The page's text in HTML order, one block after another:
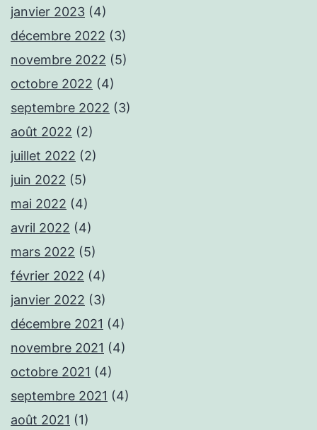
janvier 2023 (4)
décembre 2022 (3)
novembre 2022 (5)
octobre 2022 (4)
septembre 2022 (3)
août 2022 (2)
juillet 2022 (2)
juin 2022 (5)
mai 2022 (4)
avril 2022 (4)
mars 2022 (5)
février 2022 (4)
janvier 2022 (3)
décembre 2021 (4)
novembre 2021 (4)
octobre 2021 (4)
septembre 2021 (4)
août 2021 (1)